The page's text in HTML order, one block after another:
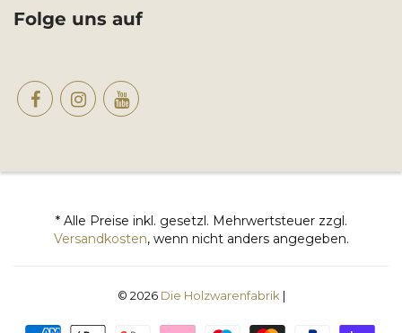
Folge uns auf
* Alle Preise inkl. gesetzl. Mehrwertsteuer zzgl.
Versandkosten, wenn nicht anders angegeben.
© 2026 Die Holzwarenfabrik |